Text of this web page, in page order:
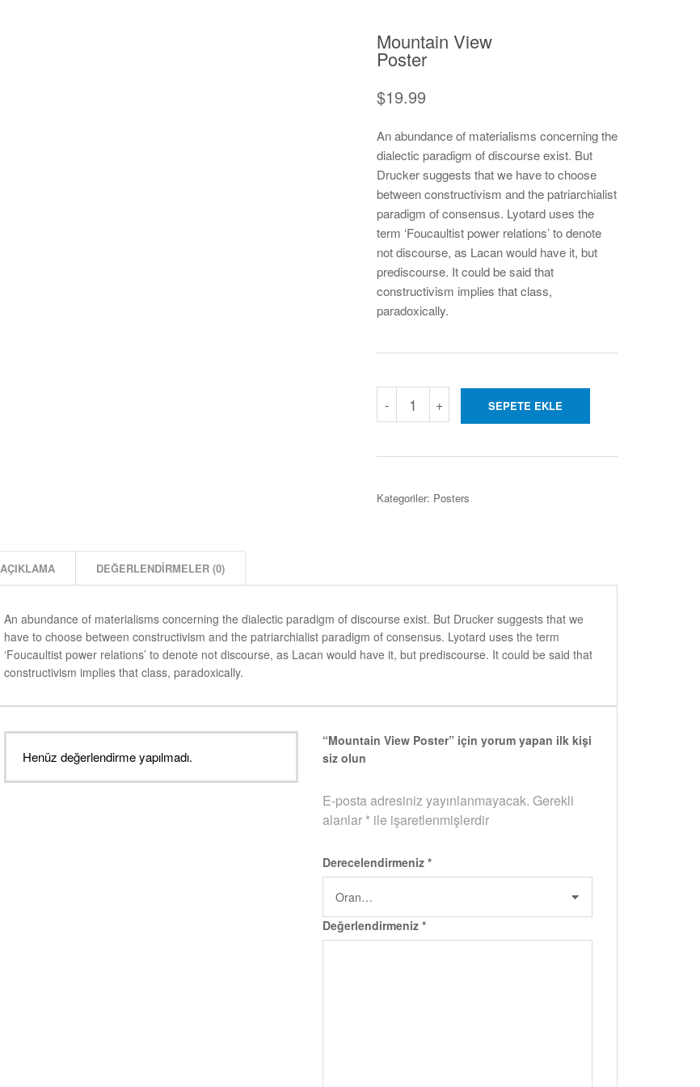
Mountain View
Poster
$19.99
An abundance of materialisms concerning the
dialectic paradigm of discourse exist. But
Drucker suggests that we have to choose
between constructivism and the patriarchialist
paradigm of consensus. Lyotard uses the
term ‘Foucaultist power relations’ to denote
not discourse, as Lacan would have it, but
prediscourse. It could be said that
constructivism implies that class,
paradoxically.
-
View
Poster
+ SEPETE EKLE
Kategoriler: Posters
AÇIKLAMA DEĞERLENDIRMELER (0)
An abundance of materialisms concerning the dialectic paradigm of discourse exist. But Drucker suggests that we
have to choose between constructivism and the patriarchialist paradigm of consensus. Lyotard uses the term
‘Foucaultist power relations’ to denote not discourse, as Lacan would have it, but prediscourse. It could be said that
constructivism implies that class, paradoxically.
Henüz değerlendirme yapılmadı.
“Mountain View Poster” için yorum yapan ilk kişi
siz olun
E-posta adresiniz yayınlanmayacak. Gerekli
alanlar * ile işaretlenmişlerdir
Derecelendirmeniz *
Değerlendirmeniz *